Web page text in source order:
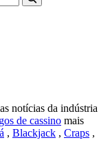
notícias da indústria
de cassino mais
, Blackjack , Craps ,